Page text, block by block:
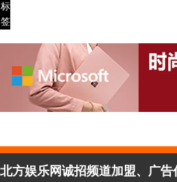
标
签
北方娱乐网诚招频道加盟、广